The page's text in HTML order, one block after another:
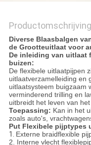
Productomschrijving
Diverse Blaasbalgen
de Grootteuitlaat voor
De inleiding van uitlaat
buizen:
De flexibele uitlaatpijpen
uitlaatverzamelleiding en
uitlaatsysteem buigzaam
verminderend trilling en
uitbreidt het leven van
Toepassing: Kan in het
zoals auto's,
Put Flexibele pijptypes
1. Externe braidflexible
2. Interne vlecht